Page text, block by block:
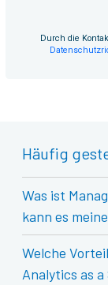
Durch die
Häufig
Was ist
kann es
Welche
Analytics as